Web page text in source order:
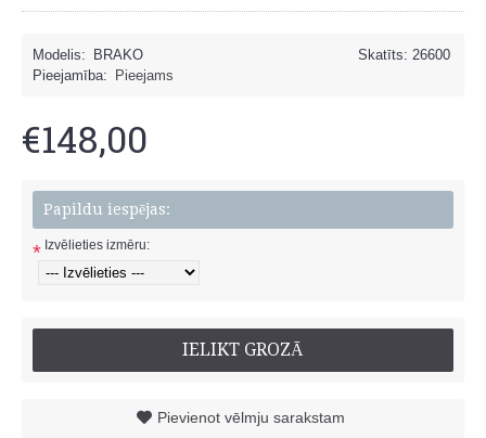
Skatīts: 26600
Modelis:
BRAKO
Pieejamība:
Pieejams
€148,00
Papildu iespējas:
* Izvēlieties izmēru:
IELIKT GROZĀ
Pievienot vēlmju sarakstam